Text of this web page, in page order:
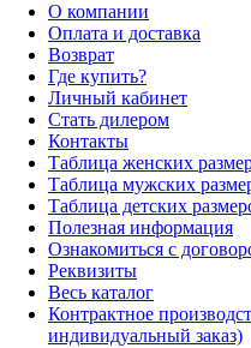
О компании
Оплата и доставка
Возврат
Где купить?
Личный кабинет
Стать дилером
Контакты
Таблица женских
Таблица мужских
Таблица детских
Полезная информация
Ознакомиться с
Реквизиты
Весь каталог
Контрактное
индивидуальный заказ)